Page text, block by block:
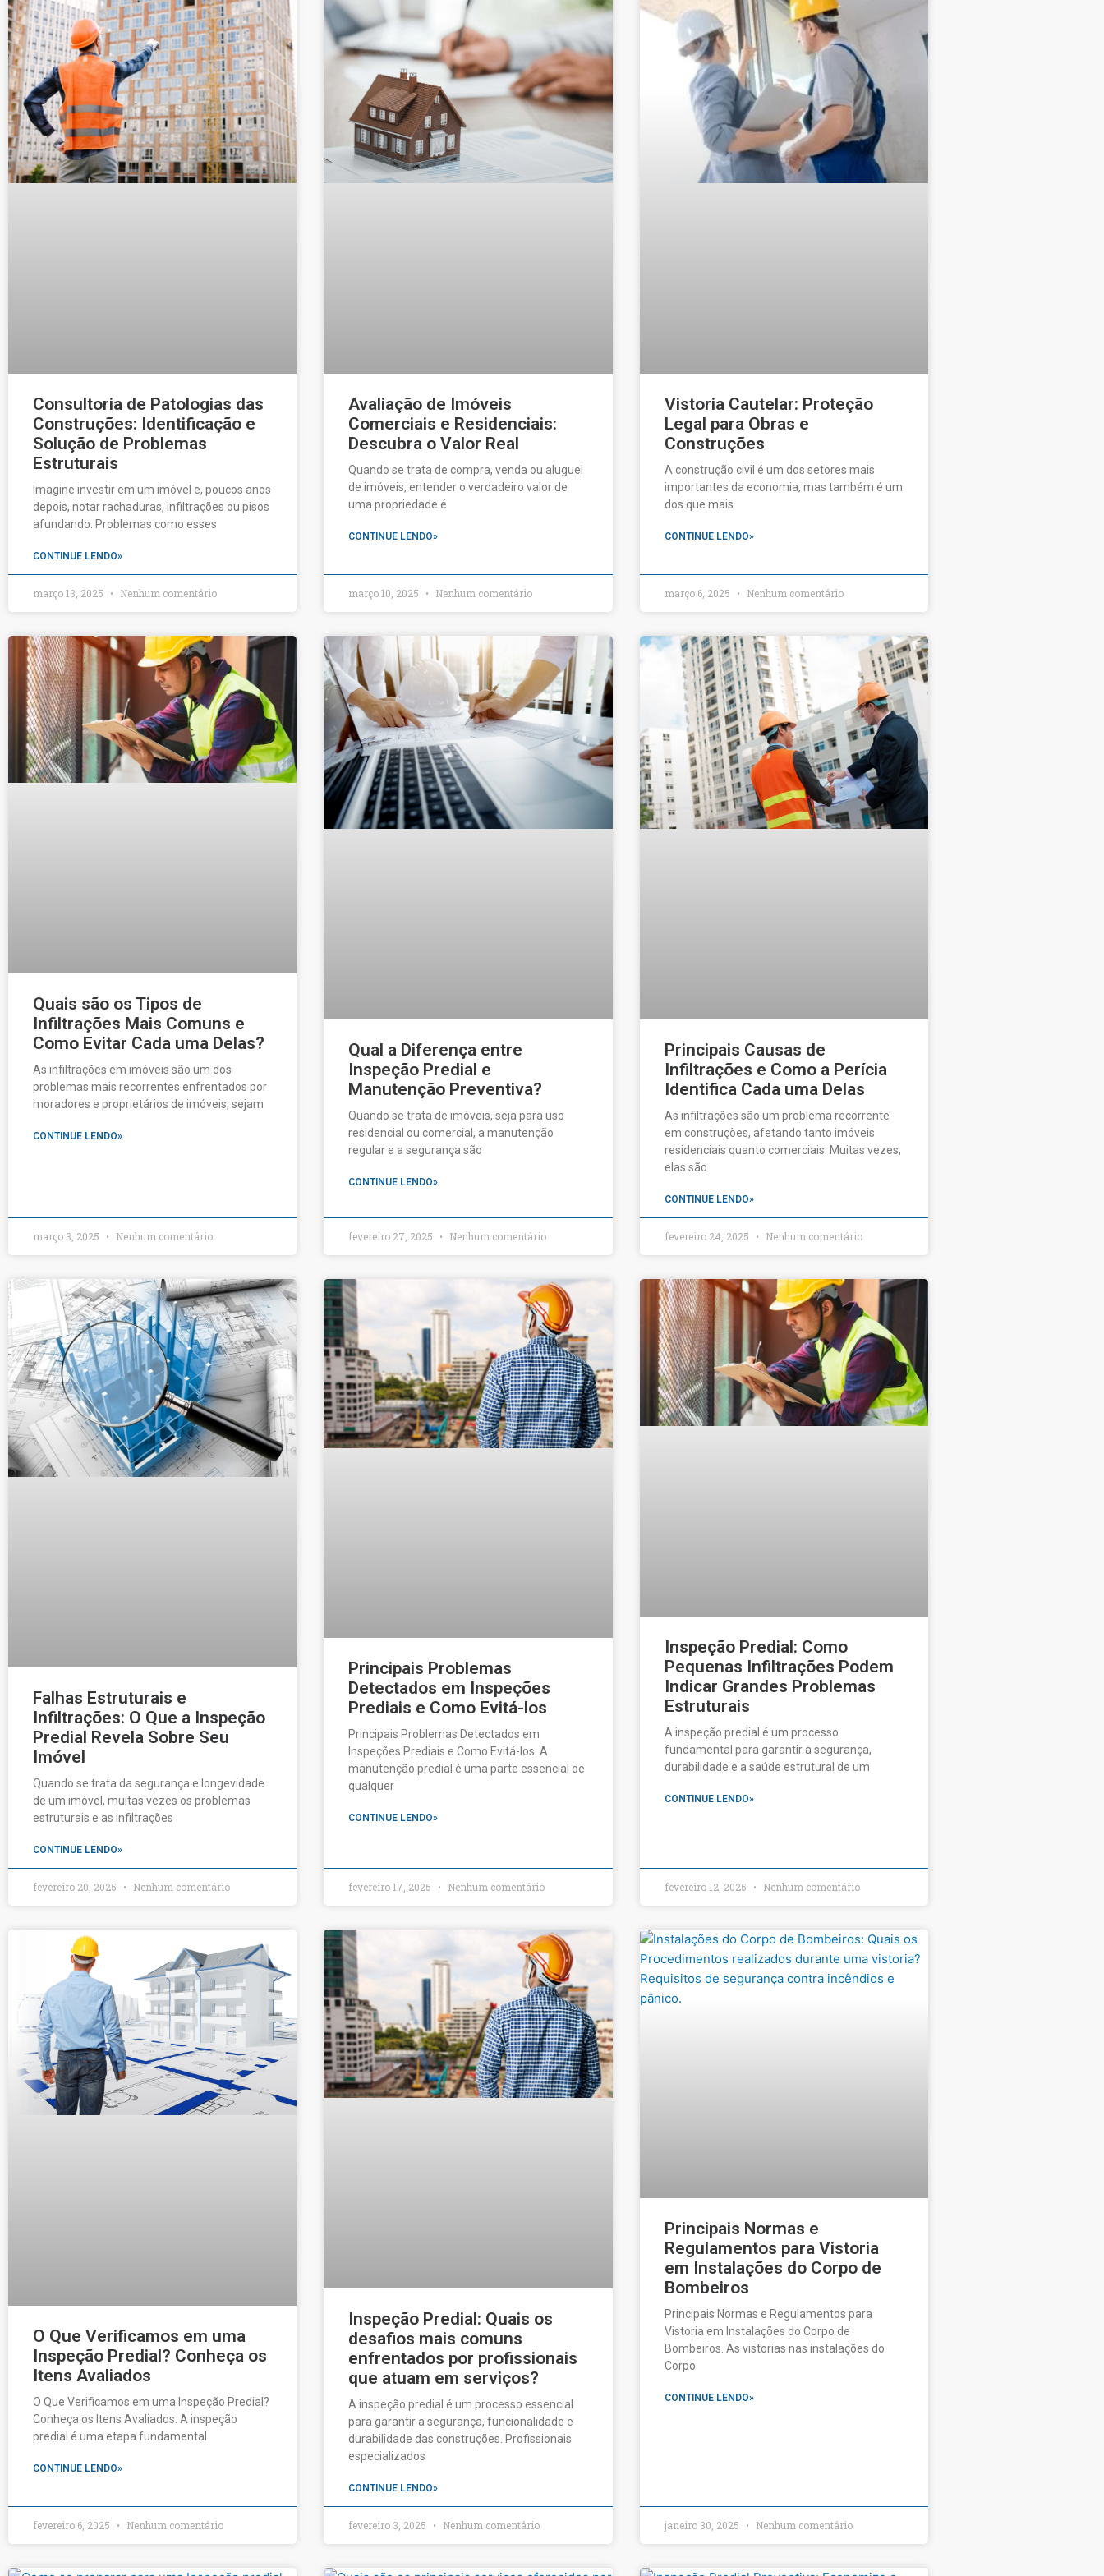
Consultoria de Patologias das
Construções: Identificação e
Solução de Problemas
Estruturais
Imagine investir em um imóvel e, poucos anos
depois, notar rachaduras, infiltrações ou pisos
afundando. Problemas como esses
CONTINUE LENDO»
março 13, 2025 Nenhum comentário
Avaliação de Imóveis
Comerciais e Residenciais:
Descubra o Valor Real
Quando se trata de compra, venda ou aluguel
de imóveis, entender o verdadeiro valor de
uma propriedade é
CONTINUE LENDO»
março 10, 2025 Nenhum comentário
Vistoria Cautelar: Proteção
Legal para Obras e
Construções
A construção civil é um dos setores mais
importantes da economia, mas também é um
dos que mais
CONTINUE LENDO»
março 6, 2025 Nenhum comentário
Quais são os Tipos de
Infiltrações Mais Comuns e
Como Evitar Cada uma Delas?
As infiltrações em imóveis são um dos
problemas mais recorrentes enfrentados por
moradores e proprietários de imóveis, sejam
CONTINUE LENDO»
março 3, 2025 Nenhum comentário
Qual a Diferença entre
Inspeção Predial e
Manutenção Preventiva?
Quando se trata de imóveis, seja para uso
residencial ou comercial, a manutenção
regular e a segurança são
CONTINUE LENDO»
fevereiro 27, 2025 Nenhum comentário
Principais Causas de
Infiltrações e Como a Perícia
Identifica Cada uma Delas
As infiltrações são um problema recorrente
em construções, afetando tanto imóveis
residenciais quanto comerciais. Muitas vezes,
elas são
CONTINUE LENDO»
fevereiro 24, 2025 Nenhum comentário
Falhas Estruturais e
Infiltrações: O Que a Inspeção
Predial Revela Sobre Seu
Imóvel
Quando se trata da segurança e longevidade
de um imóvel, muitas vezes os problemas
estruturais e as infiltrações
CONTINUE LENDO»
fevereiro 20, 2025 Nenhum comentário
Principais Problemas
Detectados em Inspeções
Prediais e Como Evitá-los
Principais Problemas Detectados em
Inspeções Prediais e Como Evitá-los. A
manutenção predial é uma parte essencial de
qualquer
CONTINUE LENDO»
fevereiro 17, 2025 Nenhum comentário
Inspeção Predial: Como
Pequenas Infiltrações Podem
Indicar Grandes Problemas
Estruturais
A inspeção predial é um processo
fundamental para garantir a segurança,
durabilidade e a saúde estrutural de um
CONTINUE LENDO»
fevereiro 12, 2025 Nenhum comentário
O Que Verificamos em uma
Inspeção Predial? Conheça os
Itens Avaliados
O Que Verificamos em uma Inspeção Predial?
Conheça os Itens Avaliados. A inspeção
predial é uma etapa fundamental
CONTINUE LENDO»
fevereiro 6, 2025 Nenhum comentário
Inspeção Predial: Quais os
desafios mais comuns
enfrentados por profissionais
que atuam em serviços?
A inspeção predial é um processo essencial
para garantir a segurança, funcionalidade e
durabilidade das construções. Profissionais
especializados
CONTINUE LENDO»
fevereiro 3, 2025 Nenhum comentário
Principais Normas e
Regulamentos para Vistoria
em Instalações do Corpo de
Bombeiros
Principais Normas e Regulamentos para
Vistoria em Instalações do Corpo de
Bombeiros. As vistorias nas instalações do
Corpo
CONTINUE LENDO»
janeiro 30, 2025 Nenhum comentário